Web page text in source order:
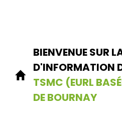
BIENVENUE SUR
D'INFORMATION
TSMC (EURL
DE BOURNAY